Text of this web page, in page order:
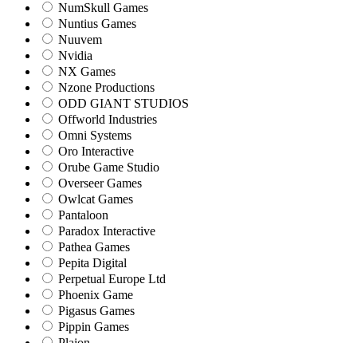
NumSkull Games
Nuntius Games
Nuuvem
Nvidia
NX Games
Nzone Productions
ODD GIANT STUDIOS
Offworld Industries
Omni Systems
Oro Interactive
Orube Game Studio
Overseer Games
Owlcat Games
Pantaloon
Paradox Interactive
Pathea Games
Pepita Digital
Perpetual Europe Ltd
Phoenix Game
Pigasus Games
Pippin Games